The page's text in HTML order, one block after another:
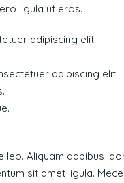
ligula ut eros.
adipiscing elit.
adipiscing elit.
leo. Aliquam dapibus
sit amet ligula.